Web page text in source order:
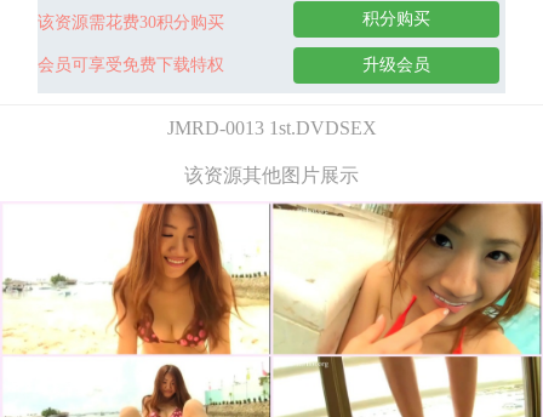
该资源需花费30积分购买
会员可享受免费下载特权
积分购买
升级会员
JMRD-0013 1st.DVDSEX
该资源其他图片展示